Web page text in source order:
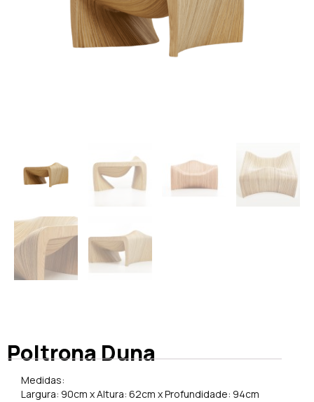
Poltrona Duna
Medidas:
Largura: 90cm x Altura: 62cm x Profundidade: 94cm